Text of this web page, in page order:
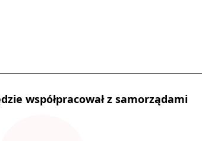
współpracował z samorządami